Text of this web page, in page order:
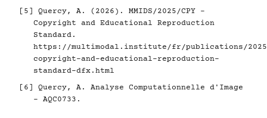
[5]
Quercy, A. (2026). MMIDS/2025/CPY -
Copyright and Educational Reproduction
Standard.
https://multimodal.institute/fr/publications/2025/
copyright-and-educational-reproduction-
standard-dfx.html
[6]
Quercy, A. Analyse Computationnelle d'Image
- AQC0733.